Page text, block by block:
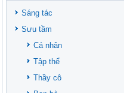
Sáng tác
Sưu tầm
Cá nhân
Tập thể
Thầy cô